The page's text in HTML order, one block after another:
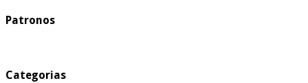
Patronos
Categorias